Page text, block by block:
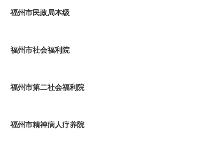
福州市民政局本级
福州市社会福利院
福州市第二社会福利院
福州市精神病人疗养院